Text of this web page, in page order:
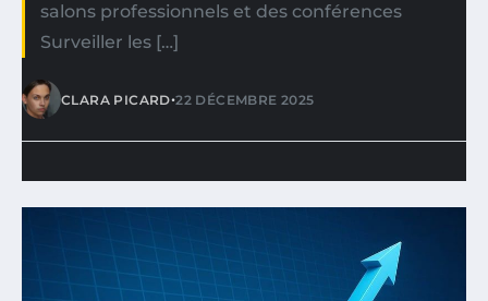
salons professionnels et des conférences
Surveiller les […]
CLARA PICARD•22 DÉCEMBRE 2025